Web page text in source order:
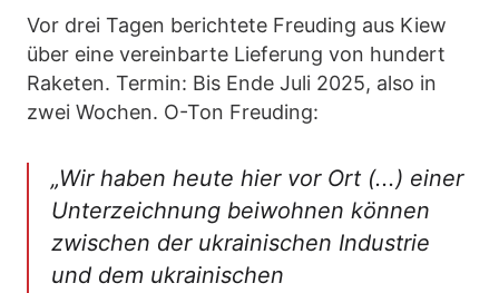
Vor drei Tagen berichtete Freuding aus Kiew
über eine vereinbarte Lieferung von hundert
Raketen. Termin: Bis Ende Juli 2025, also in
zwei Wochen. O-Ton Freuding:
„Wir haben heute hier vor Ort (...) einer
Unterzeichnung beiwohnen können
zwischen der ukrainischen Industrie
und dem ukrainischen